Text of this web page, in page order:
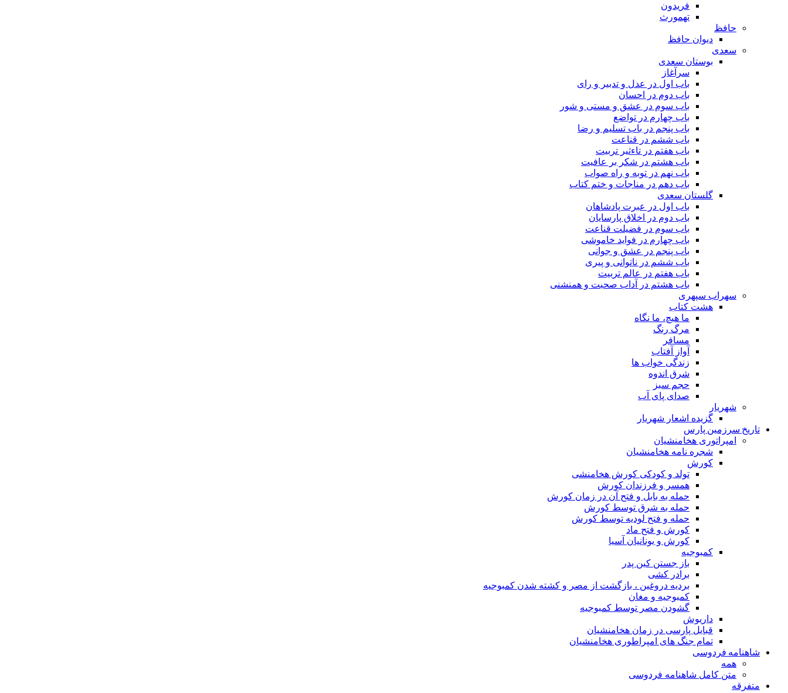
فریدون
تهمورث
حافظ
دیوان حافظ
سعدی
بوستان سعدی
سرآغاز
باب اول در عدل و تدبیر و رای
باب دوم در احسان
باب سوم در عشق و مستی و شور
باب چهارم در تواضع
باب پنجم در باب تسلیم و رضا
باب ششم در قناعت
باب هفتم در تاءثیر تربیت
باب هشتم در شکر بر عافیت
باب نهم در توبه و راه صواب
باب دهم در مناجات و ختم کتاب
گلستان سعدی
باب اول در عبرت پادشاهان
باب دوم در اخلاق پارسایان
باب سوم در فضیلت قناعت
باب چهارم در فواید خاموشى
باب پنجم در عشق و جوانى
باب ششم در ناتوانى و پیرى
باب هفتم در عالم تربیت
باب هشتم در آداب صحبت و همنشنى
سهراب سپهری
هشت کتاب
ما هیچ، ما نگاه
مرگ رنگ
مسافر
آواز آفتاب
زندگی خواب ها
شرق اندوه
حجم سبز
صدای پای آب
شهریار
گزیده اشعار شهریار
تاریخ سرزمین پارس
امپراتوری هخامنشیان
شجره نامه هخامنشیان
کورش
تولد و کودکی کورش هخامنشی
همسر و فرزندان کورش
حمله به بابل و فتح آن در زمان کورش
حمله به شرق توسط کورش
حمله و فتح لودیه توسط کورش
کورش و فتح ماد
کورش و یونانیان آسیا
کمبوجیه
باز جستن کین پدر
برادر کشی
بردیه دروغین ، بازگشت از مصر و کشته شدن کمبوجیه
کمبوجیه و مغان
گشودن مصر توسط کمبوجیه
داریوش
قبایل پارسی در زمان هخامنشیان
تمام جنگ های امپراطوری هخامنشیان
شاهنامه فردوسی
همه
متن کامل شاهنامه فردوسی
متفرقه